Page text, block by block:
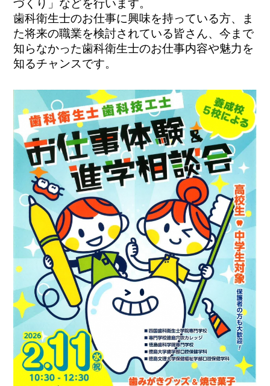
づくり」などを行います。
歯科衛生士のお仕事に興味を持っている方、ま
た将来の職業を検討されている皆さん、今まで
知らなかった歯科衛生士のお仕事内容や魅力を
知るチャンスです。